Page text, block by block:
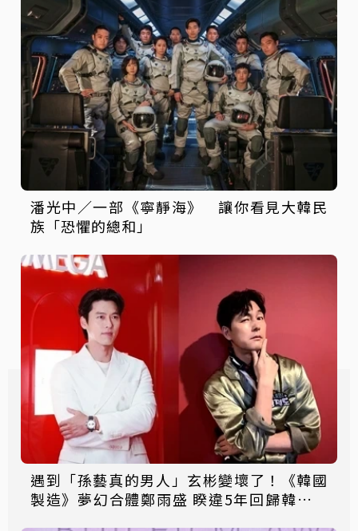
潘光中／一部《寧靜海》 讓你看見大韓民
族「恐懼的總和」
遇到「孫藝真的男人」玄彬變壞了！《韓國
製造》夢幻合體鄭雨盛 睽違5年回歸韓劇，